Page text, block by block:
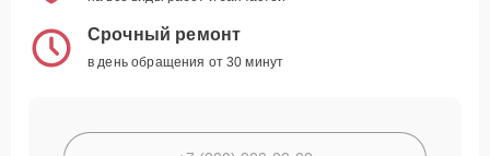
Срочный ремонт
в день обращения от 30 минут